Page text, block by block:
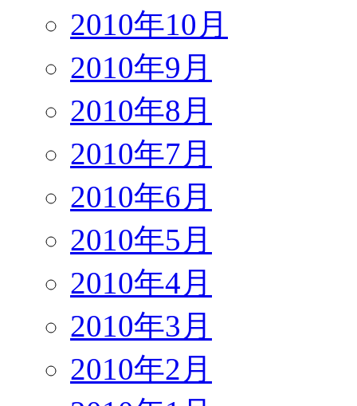
2010年10月
2010年9月
2010年8月
2010年7月
2010年6月
2010年5月
2010年4月
2010年3月
2010年2月